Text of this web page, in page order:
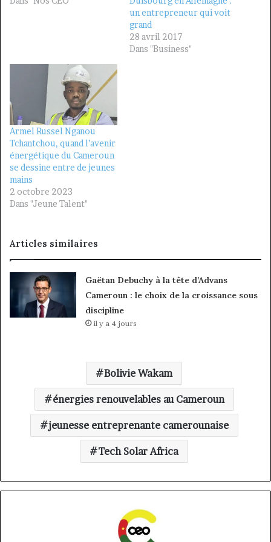
un entrepreneur qui voit
grand
28 avril 2017
Dans "Business"
Armel Russel Nganou
Tchantchou, quand l’avenir
énergétique du Cameroun
se dessine entre de jeunes
mains
2 octobre 2023
Dans "Jeune Talent"
Articles similaires
Gaëtan Debuchy à la tête d’Advans
Cameroun : le choix de la croissance sous
discipline
il y a 4 jours
Bolivie Wakam
énergies renouvelables au Cameroun
jeunesse entreprenante camerounaise
Tech Solar Africa